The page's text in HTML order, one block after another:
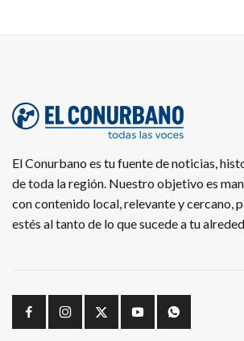
El Conurbano es tu fuente de noticias,
de toda la región. Nuestro objetivo es
con contenido local, relevante y cercano,
estés al tanto de lo que sucede a tu